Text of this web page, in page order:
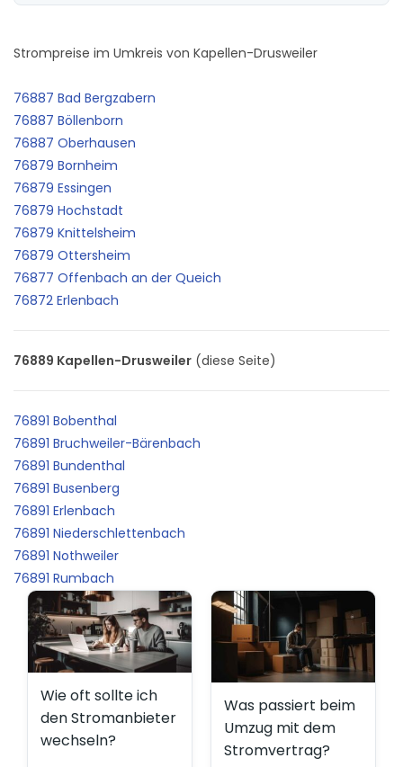
Strompreise im Umkreis von Kapellen-Drusweiler
76887 Bad Bergzabern
76887 Böllenborn
76887 Oberhausen
76879 Bornheim
76879 Essingen
76879 Hochstadt
76879 Knittelsheim
76879 Ottersheim
76877 Offenbach an der Queich
76872 Erlenbach
76889 Kapellen-Drusweiler (diese Seite)
76891 Bobenthal
76891 Bruchweiler-Bärenbach
76891 Bundenthal
76891 Busenberg
76891 Erlenbach
76891 Niederschlettenbach
76891 Nothweiler
76891 Rumbach
Wie oft sollte ich
den Stromanbieter
wechseln?
Was passiert beim
Umzug mit dem
Stromvertrag?